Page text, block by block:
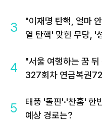
3
"이재명 탄핵, 얼마
열 탄핵' 맞힌 무당, '
4
"서울 여행하는 꿈
327회차 연금복권
5
태풍 '돌핀'·'찬홈' 한
예상 경로는?